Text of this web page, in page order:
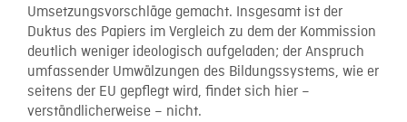
Umsetzungsvorschläge gemacht. Insgesamt ist der
Duktus des Papiers im Vergleich zu dem der Kommission
deutlich weniger ideologisch aufgeladen; der Anspruch
umfassender Umwälzungen des Bildungssystems, wie er
seitens der EU gepflegt wird, findet sich hier –
verständlicherweise – nicht.